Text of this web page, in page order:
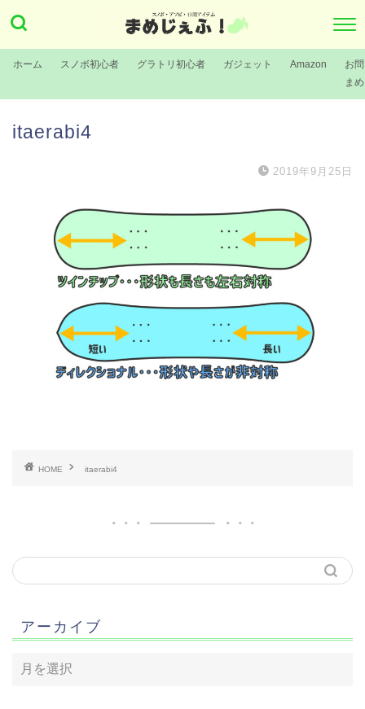
ホーム スノボ初心者 グラトリ初心者 ガジェット Amazon
お
ま
itaerabi4
2019年9月25日
HOME itaerabi4
アーカイブ